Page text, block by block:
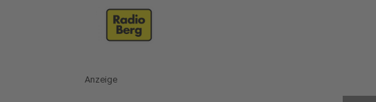
Anzeige